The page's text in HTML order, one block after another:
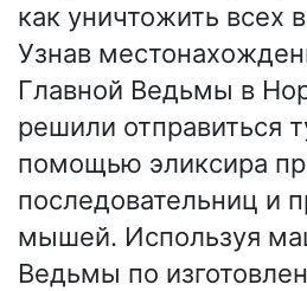
как уничтожить всех
Узнав
Главной Ведьмы в
решили отправиться
помощью эликсира
последовательниц и
мышей. Используя
Ведьмы по